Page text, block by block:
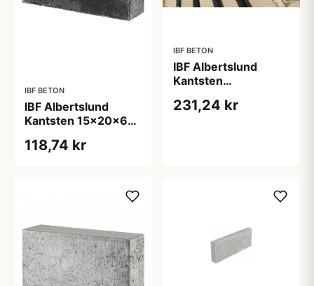
IBF BETON
IBF Albertslund
Kantsten 15x20x60
overside -
118,74 kr
IBF BETON
IBF Albertslund
Kantsten
vandret overside -
231,24 kr